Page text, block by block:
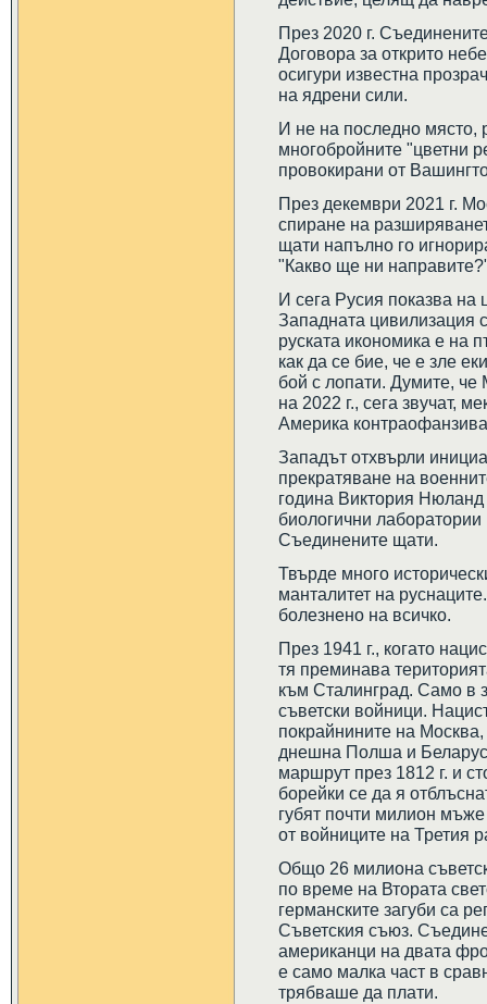
През 2020 г.
Договора за открито
осигури известна
на ядрени сили.
И не на последно място,
многобройните "цветни
провокирани от
През декември 2021 г.
спиране на
щати напълно го
"Какво ще ни
И сега Русия показва
Западната цивилизация
руската икономика е на
как да се бие, че е зле
бой с лопати. Думите, че
на 2022 г., сега звучат,
Америка
Западът отхвърли
прекратяване на
година Виктория
биологични
Съединените щати.
Твърде много
манталитет на
болезнено на всичко.
През 1941 г., когато
тя преминава
към Сталинград. Само в
съветски войници.
покрайнините на
днешна Полша и
маршрут през 1812 г. и
борейки се да я
губят почти милион
от войниците на Третия
Общо 26 милиона
по време на Втората
германските загуби са
Съветския съюз.
американци на двата
е само малка част в
трябваше да плати.